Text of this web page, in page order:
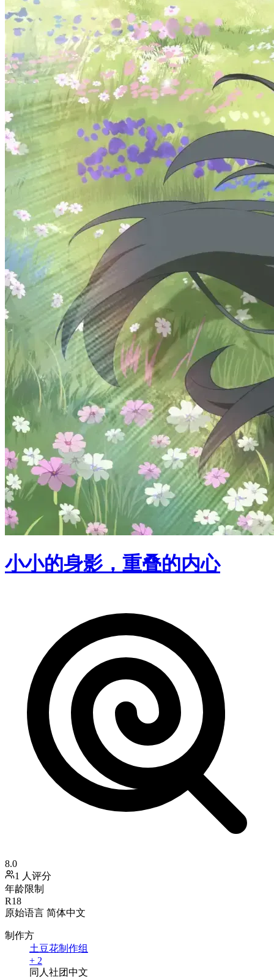
小小的身影，重叠的内心
8.0
1 人评分
年龄限制
R18
原始语言 简体中文
制作方
土豆花制作组
+ 2
同人社团中文